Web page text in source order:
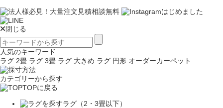
閉じる
人気のキーワード
ラグ 2畳 ラグ 3畳 ラグ 大きめ ラグ 円形 オーダーカーペット
カテゴリーから探す
TOPに戻る
ラグ（2・3畳以下）